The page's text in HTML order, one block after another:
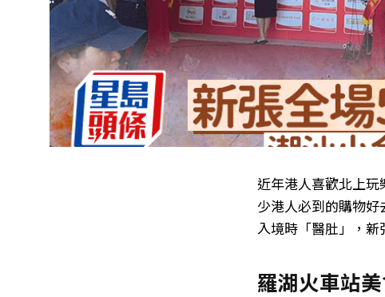
近年港人喜歡北上
少港人必到的購物
入境時「醫肚」，新
羅湖火車站